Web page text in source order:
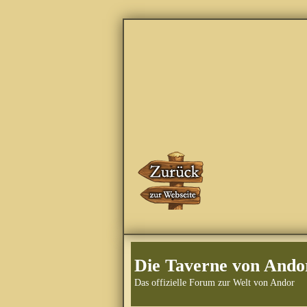
Die Taverne von
Das offizielle Forum zur Welt von Andor